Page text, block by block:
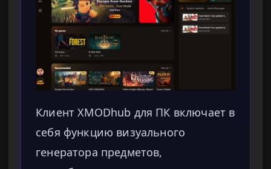
Клиент XMODhub для ПК включает в
себя функцию визуального
генератора предметов,